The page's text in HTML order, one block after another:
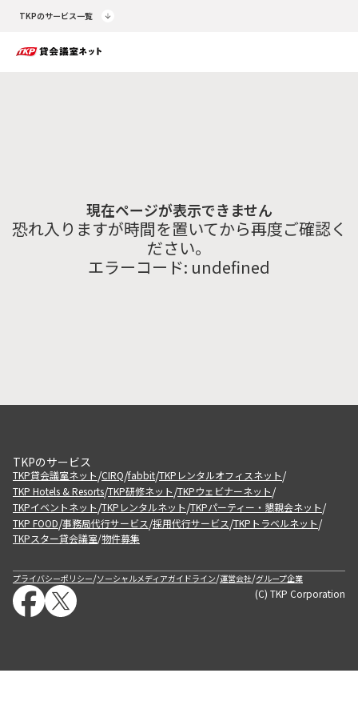
TKPのサービス一覧
現在ページが表示できません
恐れ入りますが時間を置いてから再度ご確認く
ださい。
エラーコード: undefined
TKPのサービス
TKP貸会議室ネット/CIRQ/fabbit/TKPレンタルオフィスネット/
TKP Hotels & Resorts/TKP研修ネット/TKPウェビナーネット/
TKPイベントネット/TKPレンタルネット/TKPパーティー・懇親会ネット/
TKP FOOD/事務局代行サービス/採用代行サービス/TKPトラベルネット/
TKPスター貸会議室/物件募集
プライバシーポリシー/ソーシャルメディアガイドライン/運営会社/グループ企業
(C) TKP Corporation